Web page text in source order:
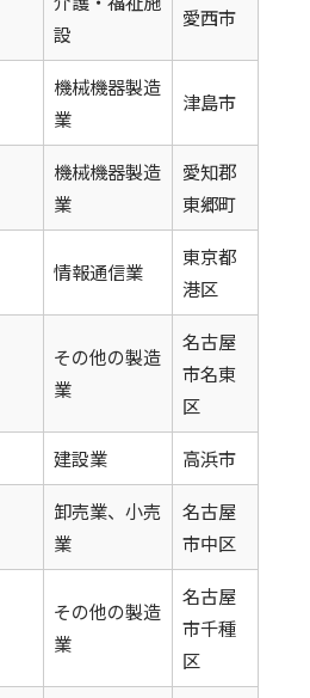
設
愛西市
機械機器製造
業
津島市
機械機器製造
業
愛知郡
東郷町
情報通信業
東京都
港区
その他の製造
業
名古屋
市名東
区
建設業 高浜市
卸売業、小売
業
名古屋
市中区
その他の製造
業
名古屋
市千種
区